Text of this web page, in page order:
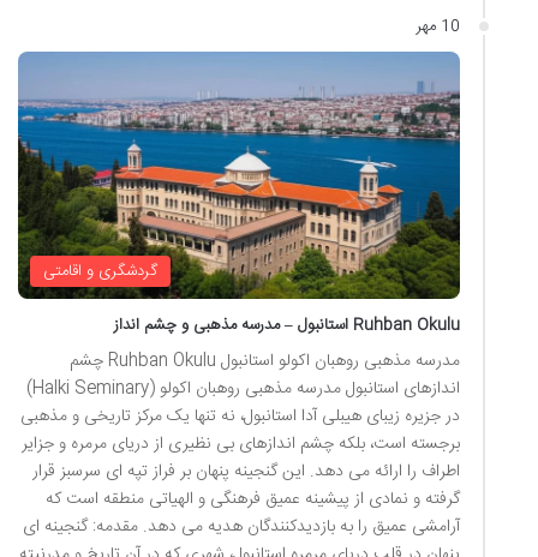
10 مهر
گردشگری و اقامتی
Ruhban Okulu استانبول – مدرسه مذهبی و چشم انداز
مدرسه مذهبی روهبان اکولو استانبول Ruhban Okulu چشم
اندازهای استانبول مدرسه مذهبی روهبان اکولو (Halki Seminary)
در جزیره زیبای هیبلی آدا استانبول، نه تنها یک مرکز تاریخی و مذهبی
برجسته است، بلکه چشم اندازهای بی نظیری از دریای مرمره و جزایر
اطراف را ارائه می دهد. این گنجینه پنهان بر فراز تپه ای سرسبز قرار
گرفته و نمادی از پیشینه عمیق فرهنگی و الهیاتی منطقه است که
آرامشی عمیق را به بازدیدکنندگان هدیه می دهد. مقدمه: گنجینه ای